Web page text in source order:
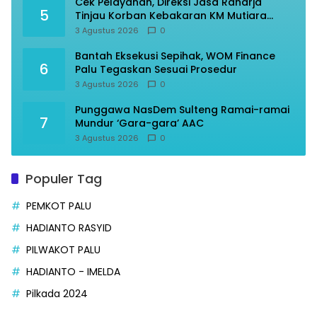
5
Tinjau Korban Kebakaran KM Mutiara
Sentosa II
3 Agustus 2026 0
6
Bantah Eksekusi Sepihak, WOM Finance
Palu Tegaskan Sesuai Prosedur
3 Agustus 2026 0
7
Punggawa NasDem Sulteng Ramai-ramai
Mundur ‘Gara-gara’ AAC
3 Agustus 2026 0
Populer Tag
PEMKOT PALU
HADIANTO RASYID
PILWAKOT PALU
HADIANTO - IMELDA
Pilkada 2024